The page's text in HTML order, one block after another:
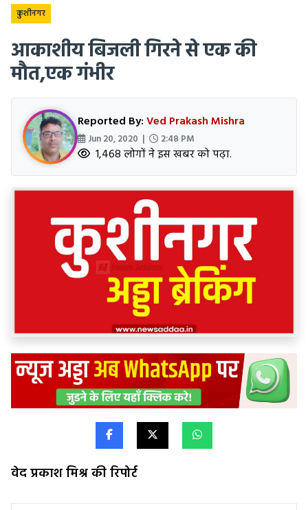
कुशीनगर
आकाशीय बिजली गिरने से एक की
मौत,एक गंभीर
Reported By:Ved Prakash Mishra
Jun 20, 2020 | 2:48 PM
1,468 लोगों ने इस खबर को पढ़ा.
वेद प्रकाश मिश्र की रिपोर्ट